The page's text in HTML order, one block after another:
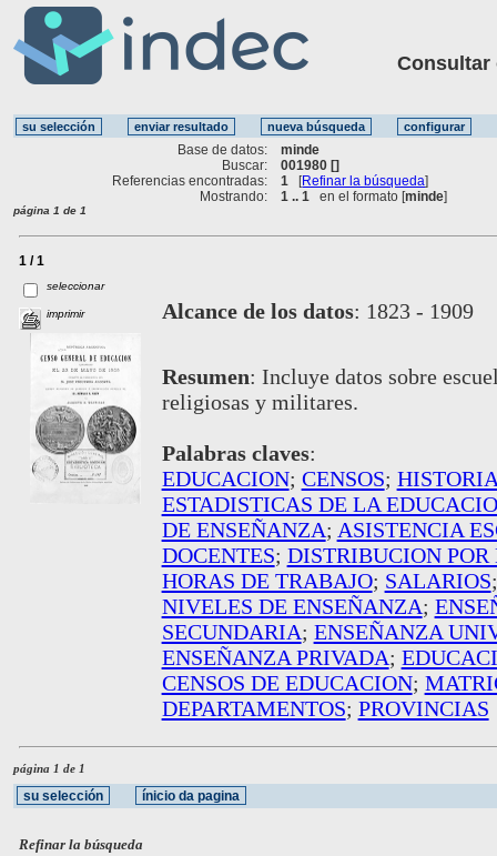
Consultar
Base de datos:
minde
Buscar:
001980 []
Referencias encontradas:
1 [Refinar la búsqueda]
Mostrando:
1 .. 1 en el formato [minde]
página 1 de 1
1 / 1
seleccionar
imprimir Alcance de los datos: 1823 - 1909
Resumen: Incluye datos sobre
religiosas y militares.
Palabras claves:
EDUCACION; CENSOS;
ESTADISTICAS DE LA
DE ENSEÑANZA; ASISTENCIA
DOCENTES; DISTRIBUCION POR
HORAS DE TRABAJO; SALARIOS
NIVELES DE ENSEÑANZA;
SECUNDARIA; ENSEÑANZA
ENSEÑANZA PRIVADA;
CENSOS DE EDUCACION;
DEPARTAMENTOS; PROVINCIAS
página 1 de 1
Refinar la búsqueda